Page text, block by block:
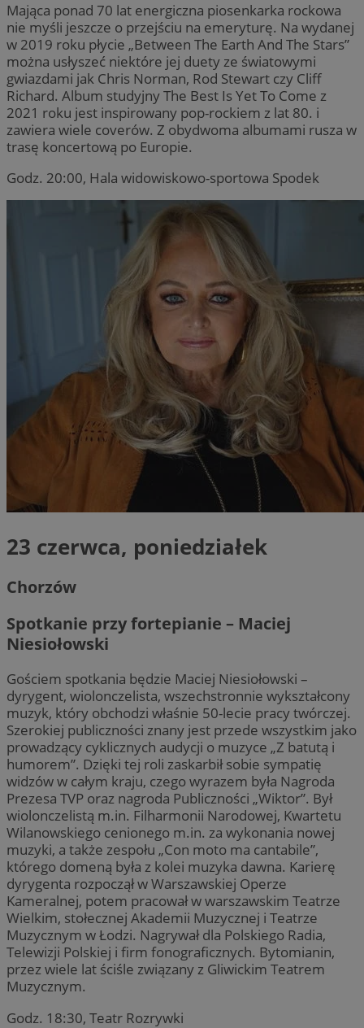
Mająca ponad 70 lat energiczna piosenkarka rockowa
nie myśli jeszcze o przejściu na emeryturę. Na wydanej
w 2019 roku płycie „Between The Earth And The Stars”
można usłyszeć niektóre jej duety ze światowymi
gwiazdami jak Chris Norman, Rod Stewart czy Cliff
Richard. Album studyjny The Best Is Yet To Come z
2021 roku jest inspirowany pop-rockiem z lat 80. i
zawiera wiele coverów. Z obydwoma albumami rusza w
trasę koncertową po Europie.
Godz. 20:00, Hala widowiskowo-sportowa Spodek
23 czerwca, poniedziałek
Chorzów
Spotkanie przy fortepianie – Maciej
Niesiołowski
Gościem spotkania będzie Maciej Niesiołowski –
dyrygent, wiolonczelista, wszechstronnie wykształcony
muzyk, który obchodzi właśnie 50-lecie pracy twórczej.
Szerokiej publiczności znany jest przede wszystkim jako
prowadzący cyklicznych audycji o muzyce „Z batutą i
humorem”. Dzięki tej roli zaskarbił sobie sympatię
widzów w całym kraju, czego wyrazem była Nagroda
Prezesa TVP oraz nagroda Publiczności „Wiktor”. Był
wiolonczelistą m.in. Filharmonii Narodowej, Kwartetu
Wilanowskiego cenionego m.in. za wykonania nowej
muzyki, a także zespołu „Con moto ma cantabile”,
którego domeną była z kolei muzyka dawna. Karierę
dyrygenta rozpoczął w Warszawskiej Operze
Kameralnej, potem pracował w warszawskim Teatrze
Wielkim, stołecznej Akademii Muzycznej i Teatrze
Muzycznym w Łodzi. Nagrywał dla Polskiego Radia,
Telewizji Polskiej i firm fonograficznych. Bytomianin,
przez wiele lat ściśle związany z Gliwickim Teatrem
Muzycznym.
Godz. 18:30, Teatr Rozrywki